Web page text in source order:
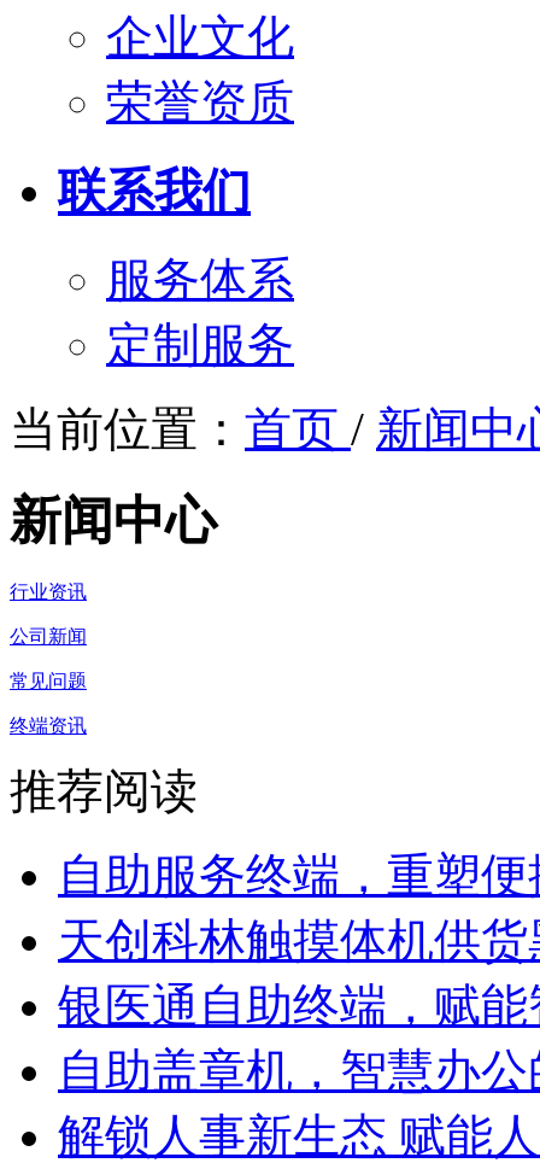
企业文化
荣誉资质
联系我们
服务体系
定制服务
当前位置： 首页 / 新闻中
新闻中心
行业资讯
公司新闻
常见问题
终端资讯
推荐阅读
自助服务终端，重塑
天创科林触摸体机供
银医通自助终端，赋能
自助盖章机，智慧办
解锁人事新生态 赋能